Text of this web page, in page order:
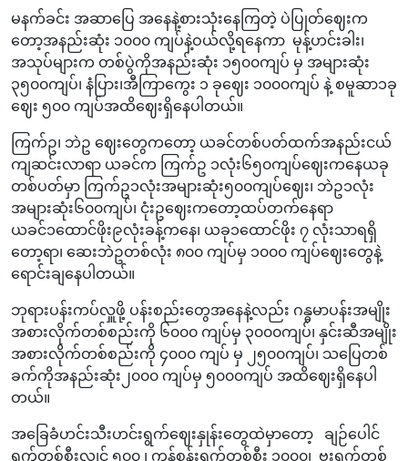
မနက်ခင်း အဆာပြေ အနေနဲ့စားသုံးနေကြတဲ့ ပဲပြုတ်ဈေးက‌
တော့အနည်းဆုံး ၁၀၀၀ ကျပ်နဲ့ဝယ်လို့ရနေကာ မုန့်ဟင်းခါး၊
အသုပ်များက တစ်ပွဲကိုအနည်းဆုံး ၁၅၀၀ကျပ် မှ အများဆုံး
၃၅၀၀ကျပ်၊ နံပြား၊အီကြာ‌ကွေး ၁ ခုဈေး ၁၀၀၀ကျပ် နဲ့ စမူဆာ၁ခု
ဈေး ၅၀၀ ကျပ်အထိဈေးရှိနေပါတယ်။
ကြက်ဥ၊ ဘဲဥ ဈေးတွေကတော့ ယခင်တစ်ပတ်ထက်အနည်းငယ်
ကျဆင်းလာရာ ယခင်က ကြက်ဥ ၁လုံး၆၅၀ကျပ်ဈေးကနေယခု
တစ်ပတ်မှာ ကြက်ဥ၁လုံးအများဆုံး၅၀၀ကျပ်ဈေး၊ ဘဲဥ၁လုံး
အများဆုံး၆၀၀ကျပ်၊ ငုံးဥဈေးကတော့ထပ်တက်နေရာ
ယခင်၁ထောင်ဖိုး၉လုံးခန့်ကနေ၊ ယခု၁ထောင်ဖိုး ၇ လုံးသာရရှိ
တော့ရာ၊ ဆေးဘဲဥတစ်လုံး ၈၀၀ ကျပ်မှ ၁၀၀၀ ကျပ်ဈေးတွေနဲ့
ရောင်းချနေပါတယ်။
ဘုရားပန်းကပ်လှူဖို့ ပန်းစည်းတွေအနေနဲ့လည်း ဂန္ဓမာပန်းအမျိုး
အစားလိုက်တစ်စည်းကို ၆၀၀၀ ကျပ်မှ ၃၀၀၀ကျပ်၊ နှင်းဆီအမျိုး
အစားလိုက်တစ်စည်းကို ၄၀၀၀ ကျပ် မှ ၂၅၀၀ကျပ်၊ သပြေတစ်
ခက်ကိုအနည်းဆုံး၂၀၀၀ ကျပ်မှ ၅၀၀၀ကျပ် အထိဈေးရှိနေပါ
တယ်။
အခြေခံဟင်းသီးဟင်းရွက်ဈေးနှုန်းတွေထဲမှာတော့ ချဉ်ပေါင်
ရွက်တစ်စီးလျှင် ၅၀၀ ၊ ကန်စွန်းရွက်တစ်စီး ၁၀၀၀၊ ဗူးရွက်တစ်